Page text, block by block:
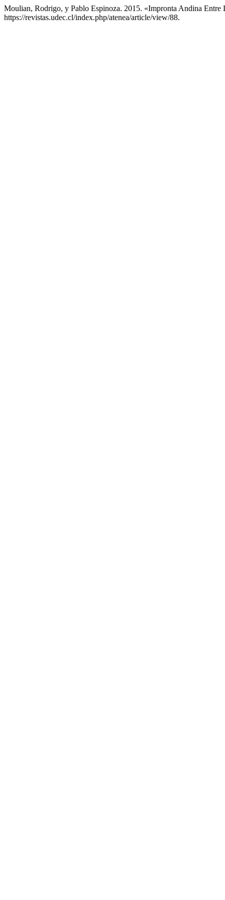
Moulian, Rodrigo, y Pablo Espinoza. 2015. «Impronta Andina
https://revistas.udec.cl/index.php/atenea/article/view/88.